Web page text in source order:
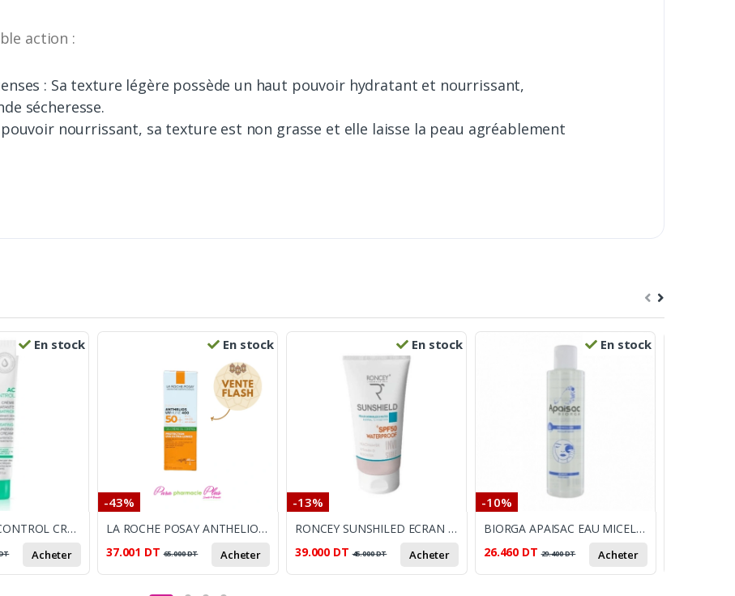
action :
: Sa texture légère possède un haut pouvoir hydratant et nourrissant,
sécheresse.
nourrissant, sa texture est non grasse et elle laisse la peau agréablement
En stock
TOPICREM AC CONTROL CRÈME HYDRATANTE
Acheter
En stock
-43%
LA ROCHE POSAY ANTHELIOS UVMUNE 400 OIL CONTROL GEL CREME INVISIBLE SPF50+, 50ML
37.001 DT 65.000DT Acheter
En stock
-13%
RONCEY SUNSHILED ECRAN PEUX MIXTE INVISIBLE SPF 50+
39.000 DT 45.000DT Acheter
En stock
-10%
BIORGA APAISAC EAU MICELLAIRE 200ML BIORGA
26.460 DT 29.400DT Acheter